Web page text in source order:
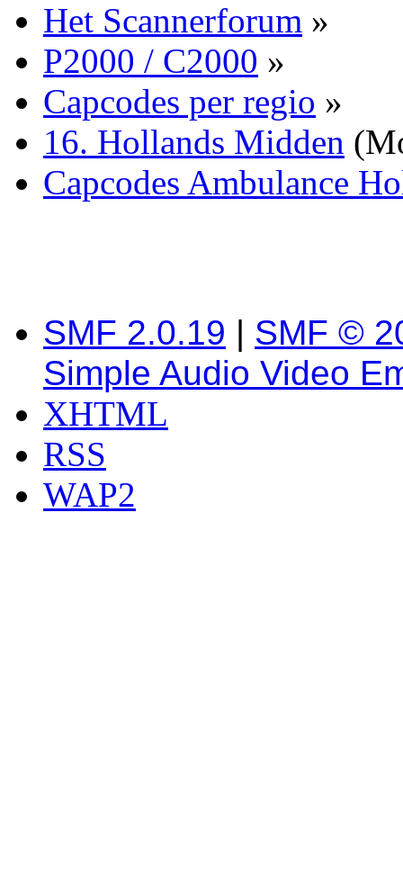
Het Scannerforum »
P2000 / C2000 »
Capcodes per regio »
16. Hollands Midden
Capcodes Ambulance
SMF 2.0.19 | SMF ©
Simple Audio Video
XHTML
RSS
WAP2